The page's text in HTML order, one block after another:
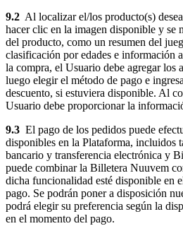
9.2 Al localizar el/los producto(s)
hacer clic en la imagen disponible y se
del producto, como un resumen del
clasificación por edades e información
la compra, el Usuario debe agregar los
luego elegir el método de pago e
descuento, si estuviera disponible. Al
Usuario debe proporcionar la
9.3 El pago de los pedidos puede
disponibles en la Plataforma, incluidos
bancario y transferencia electrónica y
puede combinar la Billetera Nuuvem
dicha funcionalidad esté disponible en
pago. Se podrán poner a disposición
podrá elegir su preferencia según la
en el momento del pago.